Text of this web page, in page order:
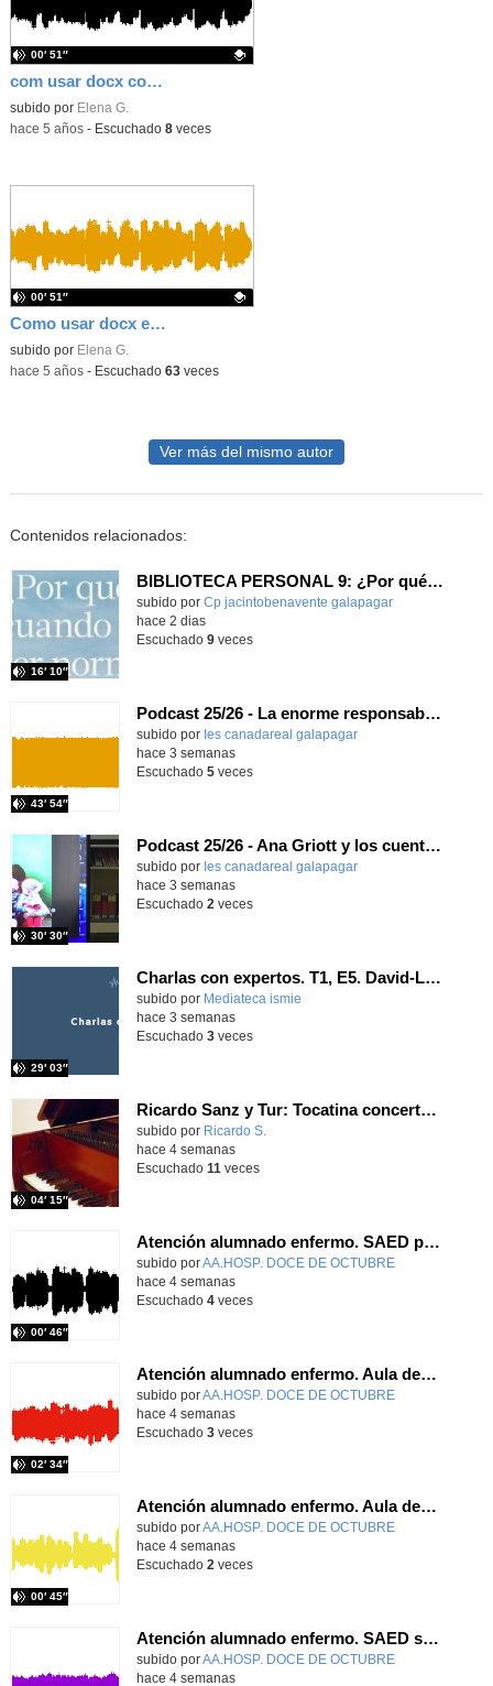
com usar docx con gmail
Contenido educativo.
subido por Elena G.
00′ 51″
-hace 5 años- Escuchado 8veces
Como usar docx en gmail
Contenido educativo.
subido por Elena G.
00′ 51″
-hace 5 años- Escuchado 63veces
Ver más del mismo autor
Contenidos relacionados:
BIBLIOTECA PERSONAL 9: ¿Por qué ser feliz cuando puedes ser normal?
Contenido educativo.
subido por Cp jacintobenavente galapagar
16′ 10″
-
hace 2 dias
Escuchado 9veces
Podcast 25/26 - La enorme responsabilidad de ser juez
subido por Ies canadareal galapagar
43′ 54″
-
hace 3 semanas
Escuchado 5veces
Podcast 25/26 - Ana Griott y los cuentos de las voces olvidadas
subido por Ies canadareal galapagar
30′ 30″
-
hace 3 semanas
Escuchado 2 veces
Charlas con expertos. T1, E5. David-Li Ilundáin Reviriego
subido por Mediateca ismie
29′ 03″
hace 3 semanas
Escuchado 3veces
Ricardo Sanz y Tur: Tocatina concertante al aire español
subido por Ricardo S.
04′ 15″
hace 4 semanas
Escuchado 11 veces
Atención alumnado enfermo. SAED primaria. José Nesh-Nash García
Contenido educativo.
subido porAA.HOSP. DOCE DE OCTUBRE
00′ 46″
-
hace 4 semanas
Escuchado 4veces
Atención alumnado enfermo. Aula dentro del hospital. Sara Martín Fernández.
Contenido educativo.
subido porAA.HOSP. DOCE DE OCTUBRE
02′ 34″
-
hace 4 semanas
Escuchado 3veces
Atención alumnado enfermo. Aula dentro del hospital. Rosa María Poza Hervás
Contenido educativo.
subido porAA.HOSP. DOCE DE OCTUBRE
00′ 45″
-
hace 4 semanas
Escuchado 2 veces
Atención alumnado enfermo. SAED secundaria. Charo Villamariz Cid.
Contenido educativo.
subido porAA.HOSP. DOCE DE OCTUBRE-
hace 4 semanas